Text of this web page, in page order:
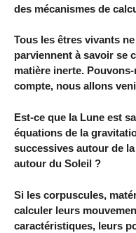
des mécanismes de
Tous les êtres vivants
parviennent à savoir se
matière inerte.
compte, nous allons
Est-ce que la Lune est
équations de la
successives autour de
autour du Soleil ?
Si les corpuscules,
calculer leurs
caractéristiques, leurs